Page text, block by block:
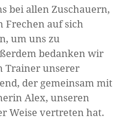
bei allen Zuschauern,
Frechen auf sich
um uns zu
bedanken wir
Trainer unserer
der gemeinsam mit
Alex, unseren
Weise vertreten hat.